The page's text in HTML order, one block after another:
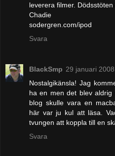
leverera filmer.
Chadie
sodergren.com/ipod
Svara
BlackSmp 29 januari
Nostalgikänsla! Jag
ha en men det blev aldrig
blog skulle vara en
här var ju kul att läsa.
tvungen att koppla till en
Svara